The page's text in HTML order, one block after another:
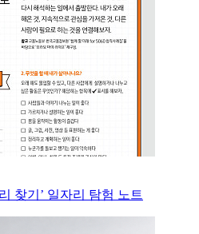
찾기’ 일자리 탐험 노트